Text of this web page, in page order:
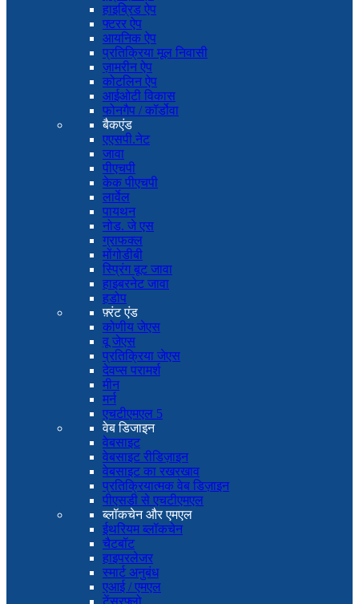
हाइब्रिड ऐप
फ्टरर ऐप
आयनिक ऐप
प्रतिक्रिया मूल निवासी
ज़ामरीन ऐप
कोटलिन ऐप
आईओटी विकास
फोनगैप / कॉर्डोवा
बैकएंड
एएसपी.नेट
जावा
पीएचपी
केक पीएचपी
लार्वेल
पायथन
नोड. जे एस
ग्राफक्ल
मोंगोडीबी
स्प्रिंग बूट जावा
हाइबरनेट जावा
हडोप
फ़्रंट एंड
कोणीय जेएस
वू जेएस
प्रतिक्रिया जेएस
देवप्स परामर्श
मीन
मर्न
एचटीएमएल 5
वेब डिजाइन
वेबसाइट
वेबसाइट रीडिज़ाइन
वेबसाइट का रखरखाव
प्रतिक्रियात्मक वेब डिज़ाइन
पीएसडी से एचटीएमएल
ब्लॉकचेन और एमएल
ईथरियम ब्लॉकचेन
चैटबॉट
हाइपरलेजर
स्मार्ट अनुबंध
एआई / एमएल
टेंसरफ्लो